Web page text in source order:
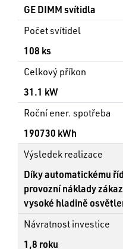
GE DIMM svítidla
Počet svítidel
108 ks
Celkový příkon
31.1 kW
Roční ener. spotřeba
190730 kWh
Výsledek realizace
Díky automatickému
provozní náklady
vysoké hladině
Návratnost investice
1,8 roku